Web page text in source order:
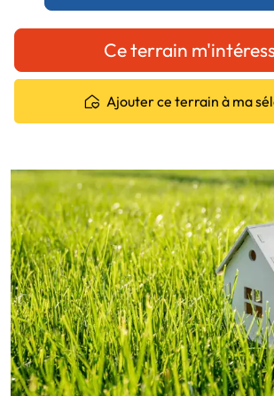
Ce terrain
Ajouter ce terrain à ma